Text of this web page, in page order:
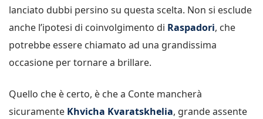
lanciato dubbi persino su questa scelta. Non si esclude
anche l’ipotesi di coinvolgimento di Raspadori, che
potrebbe essere chiamato ad una grandissima
occasione per tornare a brillare.
Quello che è certo, è che a Conte mancherà
sicuramente Khvicha Kvaratskhelia, grande assente